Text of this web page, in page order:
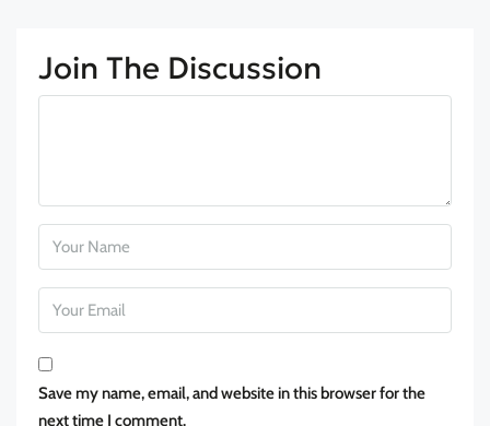
Join The Discussion
Save my name, email, and website in this browser for the
next time I comment.